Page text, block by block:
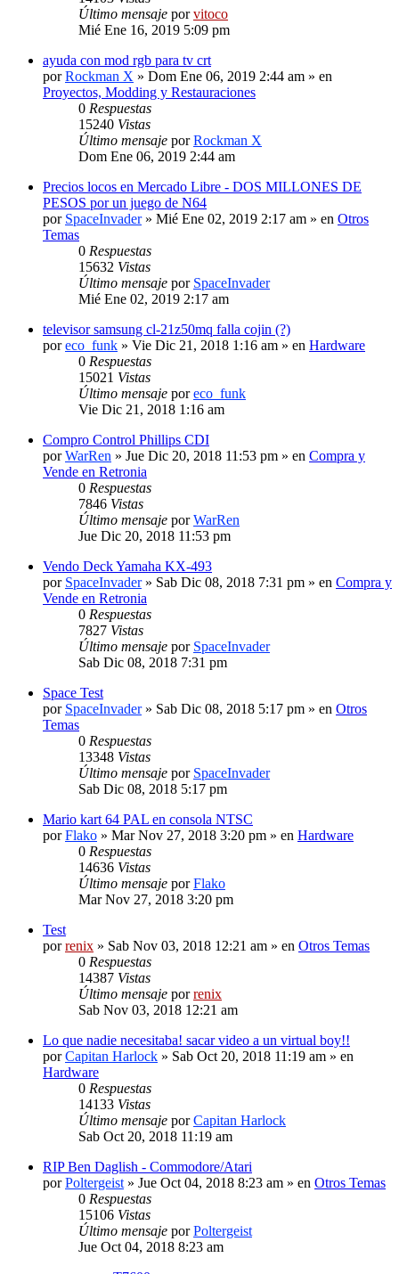
Último mensaje porvitoco
Mié Ene 16, 2019 5:09 pm
ayuda con mod rgb para tv crt
porRockman X » Dom Ene 06, 2019 2:44 am » en
Proyectos, Modding y Restauraciones
0 Respuestas
15240 Vistas
Último mensaje porRockman X
Dom Ene 06, 2019 2:44 am
Precios locos en Mercado Libre - DOS MILLONES DE
PESOS por un juego de N64
por SpaceInvader» Mié Ene 02, 2019 2:17 am » en Otros
Temas
0 Respuestas
15632 Vistas
Último mensaje por SpaceInvader
Mié Ene 02, 2019 2:17 am
televisor samsung cl-21z50mq falla cojin (?)
poreco_funk » Vie Dic 21, 2018 1:16 am » en Hardware
0 Respuestas
15021 Vistas
Último mensaje poreco_funk
Vie Dic 21, 2018 1:16 am
Compro Control Phillips CDI
porWarRen » Jue Dic 20, 2018 11:53 pm » en Compra y
Vende en Retronia
0 Respuestas
7846 Vistas
Último mensaje porWarRen
Jue Dic 20, 2018 11:53 pm
Vendo Deck Yamaha KX-493
por SpaceInvader» Sab Dic 08, 2018 7:31 pm » en Compra y
Vende en Retronia
0 Respuestas
7827 Vistas
Último mensaje por SpaceInvader
Sab Dic 08, 2018 7:31 pm
Space Test
por SpaceInvader» Sab Dic 08, 2018 5:17 pm » en Otros
Temas
0 Respuestas
13348 Vistas
Último mensaje por SpaceInvader
Sab Dic 08, 2018 5:17 pm
Mario kart 64 PAL en consola NTSC
porFlako » Mar Nov 27, 2018 3:20 pm » en Hardware
0 Respuestas
14636 Vistas
Último mensaje porFlako
Mar Nov 27, 2018 3:20 pm
Test
porrenix » Sab Nov 03, 2018 12:21 am » en Otros Temas
0 Respuestas
14387 Vistas
Último mensaje porrenix
Sab Nov 03, 2018 12:21 am
Lo que nadie necesitaba! sacar video a un virtual boy!!
porCapitan Harlock » Sab Oct 20, 2018 11:19 am » en
Hardware
0 Respuestas
14133 Vistas
Último mensaje porCapitan Harlock
Sab Oct 20, 2018 11:19 am
RIP Ben Daglish - Commodore/Atari
porPoltergeist » Jue Oct 04, 2018 8:23 am » en Otros Temas
0 Respuestas
15106 Vistas
Último mensaje porPoltergeist
Jue Oct 04, 2018 8:23 am